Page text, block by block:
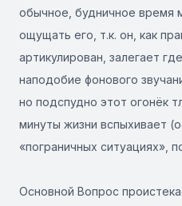
обычное, будничное время
ощущать его, т.к. он, как
артикулирован, залегает
наподобие фонового
но подспудно этот огонёк
минуты жизни вспыхивает
«пограничных ситуациях»,
Основной Вопрос